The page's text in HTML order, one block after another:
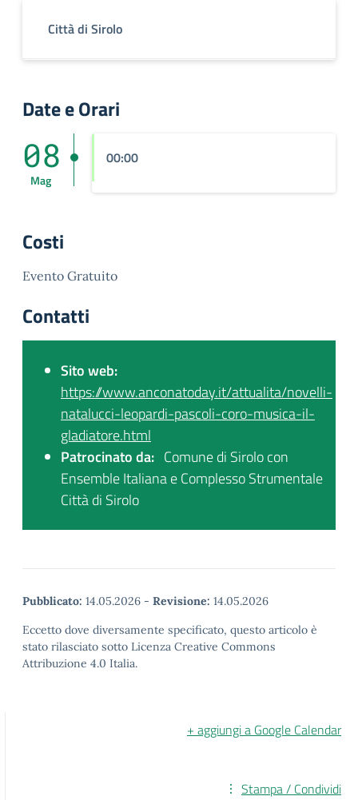
Città di Sirolo
Date e Orari
08
Mag
00:00
Costi
Evento Gratuito
Contatti
Sito web:
https://www.anconatoday.it/attualita/novelli-
natalucci-leopardi-pascoli-coro-musica-il-
gladiatore.html
Patrocinato da: Comune di Sirolo con
Ensemble Italiana e Complesso Strumentale
Città di Sirolo
Pubblicato: 14.05.2026 - Revisione: 14.05.2026
Eccetto dove diversamente specificato, questo articolo è
stato rilasciato sotto Licenza Creative Commons
Attribuzione 4.0 Italia.
+ aggiungi a Google Calendar
Stampa / Condividi